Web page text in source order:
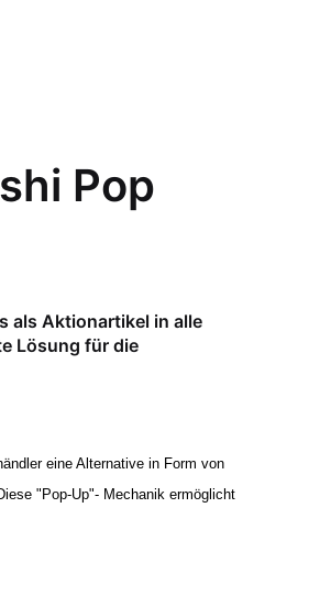
Pop
als Aktionartikel in alle
Lösung für die
eine Alternative in Form von
"Pop-Up"- Mechanik ermöglicht